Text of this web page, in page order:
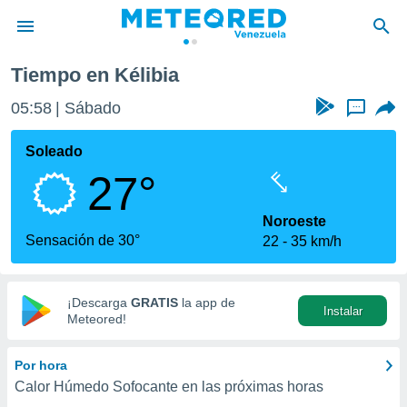
de
ha
calidad.
a este
las
y
digital
basada
Tiempo en Kélibia
05:58 Sábado ...
Soleado
27°
Sensación de 30°
Noroeste
22
35 km/h
¡Descarga GRATIS la app de
Meteored!
Instalar
Por hora
Calor Húmedo Sofocante en las próximas horas